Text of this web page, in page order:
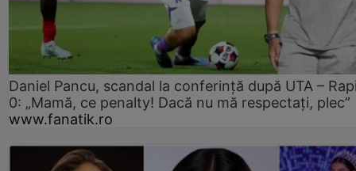
Daniel Pancu, scandal la conferință după UTA –
0: „Mamă, ce penalty! Dacă nu mă respectați, plec”
www.fanatik.ro